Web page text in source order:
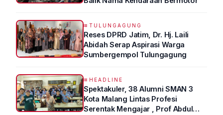
TULUNGAGUNG
Reses DPRD Jatim, Dr. Hj. Laili
Abidah Serap Aspirasi Warga
Sumbergempol Tulungagung
HEADLINE
Spektakuler, 38 Alumni SMAN 3
Kota Malang Lintas Profesi
Serentak Mengajar , Prof Abdul